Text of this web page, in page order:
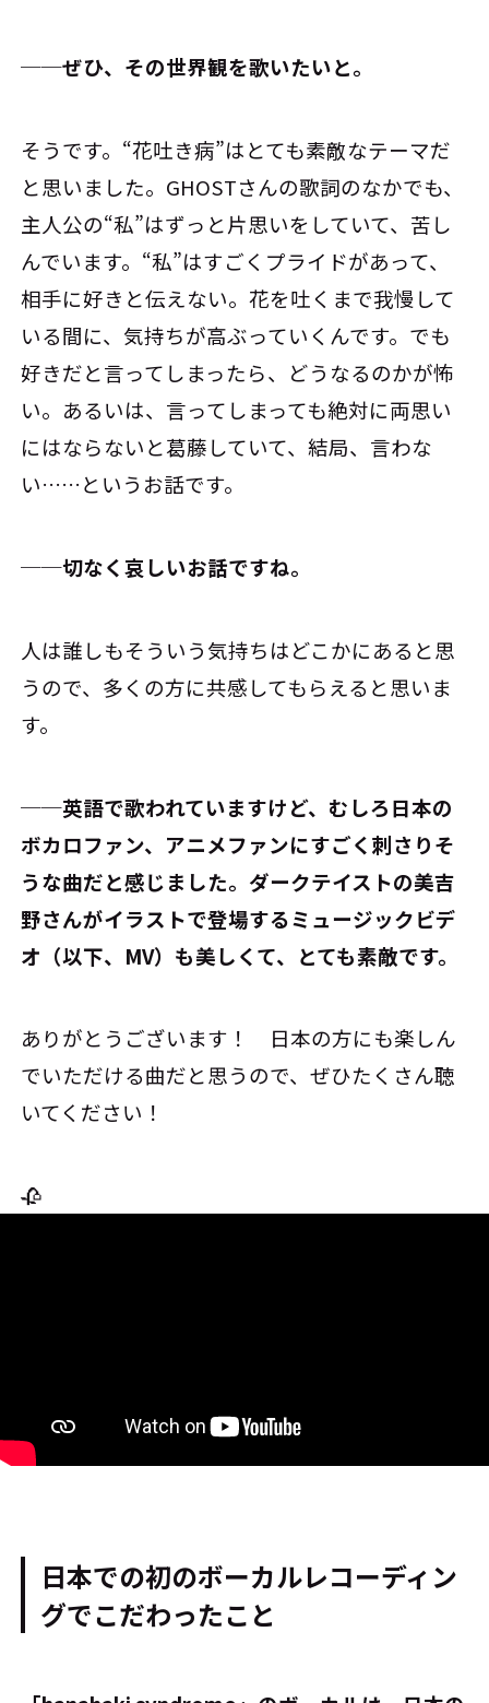
──ぜひ、その世界観を歌いたいと。
そうです。“花吐き病”はとても素敵なテーマだ
と思いました。GHOSTさんの歌詞のなかでも、
主人公の“私”はずっと片思いをしていて、苦し
んでいます。“私”はすごくプライドがあって、
相手に好きと伝えない。花を吐くまで我慢して
いる間に、気持ちが高ぶっていくんです。でも
好きだと言ってしまったら、どうなるのかが怖
い。あるいは、言ってしまっても絶対に両思い
にはならないと葛藤していて、結局、言わな
い……というお話です。
──切なく哀しいお話ですね。
人は誰しもそういう気持ちはどこかにあると思
うので、多くの方に共感してもらえると思いま
す。
──英語で歌われていますけど、むしろ日本の
ボカロファン、アニメファンにすごく刺さりそ
うな曲だと感じました。ダークテイストの美吉
野さんがイラストで登場するミュージックビデ
オ（以下、MV）も美しくて、とても素敵です。
ありがとうございます！ 日本の方にも楽しん
でいただける曲だと思うので、ぜひたくさん聴
いてください！
🥀
日本での初のボーカルレコーディン
グでこだわったこと